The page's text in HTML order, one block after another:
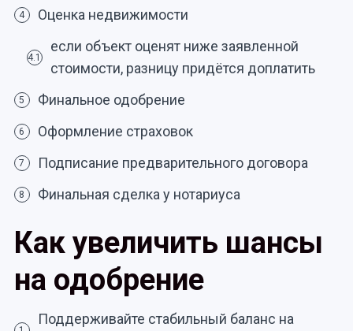
4 Оценка недвижимости
4.1
если объект оценят ниже заявленной
стоимости, разницу придётся доплатить
5 Финальное одобрение
6 Оформление страховок
7 Подписание предварительного договора
8 Финальная сделка у нотариуса
Как увеличить шансы
на одобрение
Поддерживайте стабильный баланс на